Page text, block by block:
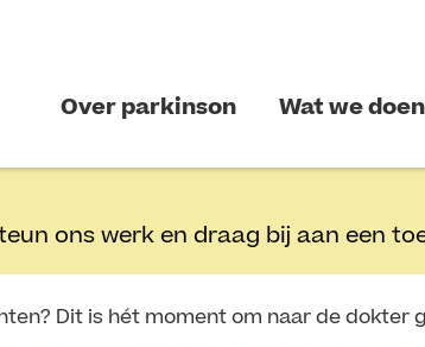
Over parkinson Wat we doen
ons werk en draag bij aan een
Dit is hét moment om naar de dokter